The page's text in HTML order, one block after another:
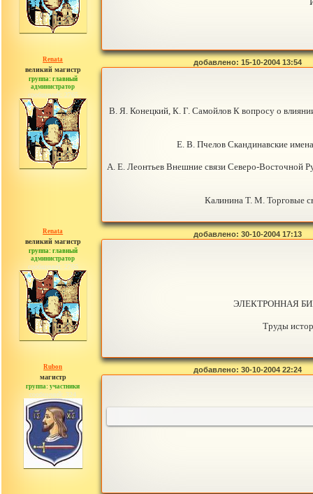
Renata
великий магистр
группа: главный
администратор
сообщений: 2765
добавлено: 15-10-2004 13:54
В. Я. Конецкий, К. Г. Самойлов К вопросу о
E. B. Пчелов Скандинавские
A. E. Леонтьев Внешние связи Северо-
Калинина Т. М. Торговые
Renata
великий магистр
группа: главный
администратор
сообщений: 2765
добавлено: 30-10-2004 17:13
ЭЛЕКТРОННАЯ
Труды
Rubon
магистр
группа: участники
сообщений: 324
добавлено: 30-10-2004 22:24